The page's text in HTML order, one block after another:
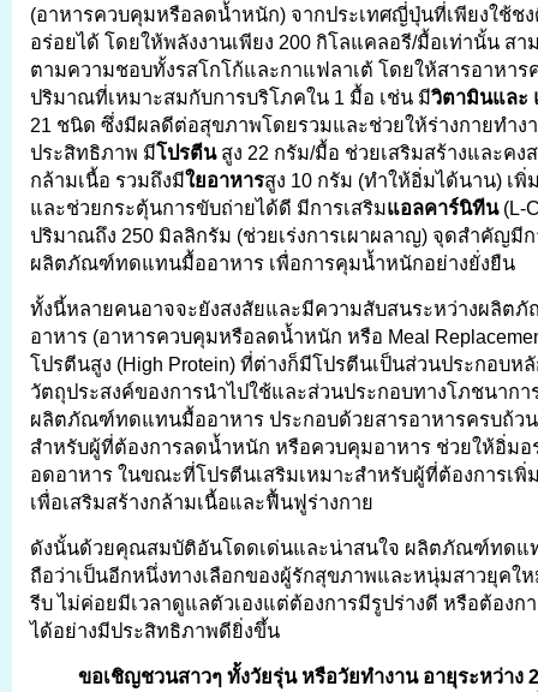
(อาหารควบคุมหรือลดน้ำหนัก) จากประเทศญี่ปุ่นที่เพียงใช้
อร่อยได้ โดยให้พลังงานเพียง 200 กิโลแคลอรี/มื้อเท่านั้น สา
ตามความชอบทั้งรสโกโก้และกาแฟลาเต้ โดยให้สารอาหาร
ปริมาณที่เหมาะสมกับการบริโภคใน 1 มื้อ เช่น มีวิตามินและ
21 ชนิด ซึ่งมีผลดีต่อสุขภาพโดยรวมและช่วยให้ร่างกายทำง
ประสิทธิภาพ มีโปรตีน สูง 22 กรัม/มื้อ ช่วยเสริมสร้างและคง
กล้ามเนื้อ รวมถึงมีใยอาหารสูง 10 กรัม (ทำให้อิ่มได้นาน) เพิ่
และช่วยกระตุ้นการขับถ่ายได้ดี มีการเสริมแอลคาร์นิทีน(L-
ปริมาณถึง 250 มิลลิกรัม (ช่วยเร่งการเผาผลาญ) จุดสำคัญมี
ผลิตภัณฑ์ทดแทนมื้ออาหาร เพื่อการคุมน้ำหนักอย่างยั่งยืน
ทั้งนี้หลายคนอาจจะยังสงสัยและมีความสับสนระหว่างผลิ
อาหาร (อาหารควบคุมหรือลดน้ำหนัก หรือ Meal
โปรตีนสูง (High Protein) ที่ต่างก็มีโปรตีนเป็นส่วนประกอบห
วัตถุประสงค์ของการนำไปใช้และส่วนประกอบทางโภชนากา
ผลิตภัณฑ์ทดแทนมื้ออาหาร ประกอบด้วยสารอาหารครบถ้ว
สำหรับผู้ที่ต้องการลดน้ำหนัก หรือควบคุมอาหาร ช่วยให้อิ่มอ
อดอาหาร ในขณะที่โปรตีนเสริมเหมาะสำหรับผู้ที่ต้องการเ
เพื่อเสริมสร้างกล้ามเนื้อและฟื้นฟูร่างกาย
ดังนั้นด้วยคุณสมบัติอันโดดเด่นและน่าสนใจ ผลิตภัณฑ์ทดแ
ถือว่าเป็นอีกหนึ่งทางเลือกของผู้รักสุขภาพและหนุ่มสาวยุคใ
รีบ ไม่ค่อยมีเวลาดูแลตัวเองแต่ต้องการมีรูปร่างดี หรือต้อง
ได้อย่างมีประสิทธิภาพดียิ่งขึ้น
ขอเชิญชวนสาวๆ ทั้งวัยรุ่น หรือวัยทำงาน อายุระหว่าง